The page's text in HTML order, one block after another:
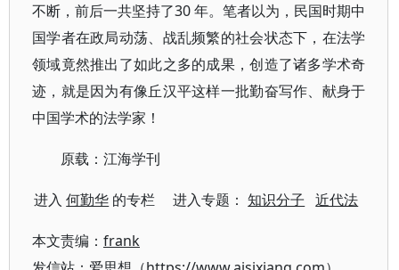
不断，前后一共坚持了30 年。笔者以为，民国时期中
国学者在政局动荡、战乱频繁的社会状态下，在法学
领域竟然推出了如此之多的成果，创造了诸多学术奇
迹，就是因为有像丘汉平这样一批勤奋写作、献身于
中国学术的法学家！
原载：江海学刊
进入何勤华 的专栏 进入专题：知识分子 近代法
本文责编： frank